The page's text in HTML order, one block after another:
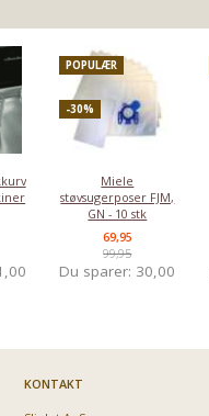
POPULÆR
-30%
Miele
støvsugerposer FJM,
GN - 10 stk
69,95
99,95
Du sparer: 30,00
KONTAKT